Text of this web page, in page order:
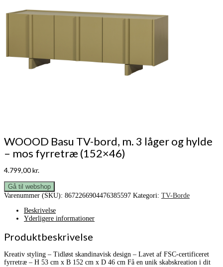
WOOOD Basu TV-bord, m. 3 låger og hylde
– mos fyrretræ (152×46)
4.799,00kr.
Gå til webshop
Varenummer (SKU): 8672266904476385597 Kategori: TV-Borde
Beskrivelse
Yderligere informationer
Produktbeskrivelse
Kreativ styling – Tidløst skandinavisk design – Lavet af FSC-certificeret
fyrretræ – H 53 cm x B 152 cm x D 46 cm Få en unik skabskreation i dit